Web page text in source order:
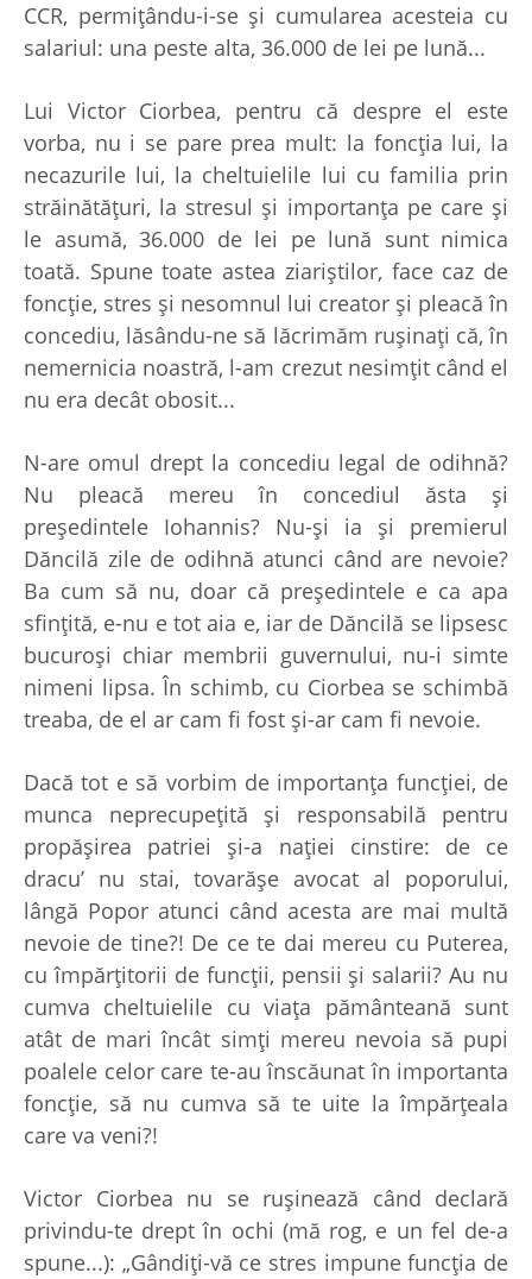
CCR, permiţându-i-se şi cumularea acesteia cu
salariul: una peste alta, 36.000 de lei pe lună...
Lui Victor Ciorbea, pentru că despre el este
vorba, nu i se pare prea mult: la foncţia lui, la
necazurile lui, la cheltuielile lui cu familia prin
străinătăţuri, la stresul şi importanţa pe care şi
le asumă, 36.000 de lei pe lună sunt nimica
toată. Spune toate astea ziariştilor, face caz de
foncţie, stres şi nesomnul lui creator şi pleacă în
concediu, lăsându-ne să lăcrimăm ruşinaţi că, în
nemernicia noastră, l-am crezut nesimţit când el
nu era decât obosit...
N-are omul drept la concediu legal de odihnă?
Nu pleacă mereu în concediul ăsta şi
preşedintele Iohannis? Nu-şi ia şi premierul
Dăncilă zile de odihnă atunci când are nevoie?
Ba cum să nu, doar că preşedintele e ca apa
sfinţită, e-nu e tot aia e, iar de Dăncilă se lipsesc
bucuroşi chiar membrii guvernului, nu-i simte
nimeni lipsa. În schimb, cu Ciorbea se schimbă
treaba, de el ar cam fi fost şi-ar cam fi nevoie.
Dacă tot e să vorbim de importanţa funcţiei, de
munca neprecupeţită şi responsabilă pentru
propăşirea patriei şi-a naţiei cinstire: de ce
dracu’ nu stai, tovarăşe avocat al poporului,
lângă Popor atunci când acesta are mai multă
nevoie de tine?! De ce te dai mereu cu Puterea,
cu împărţitorii de funcţii, pensii şi salarii? Au nu
cumva cheltuielile cu viaţa pământeană sunt
atât de mari încât simţi mereu nevoia să pupi
poalele celor care te-au înscăunat în importanta
foncţie, să nu cumva să te uite la împărţeala
care va veni?!
Victor Ciorbea nu se ruşinează când declară
privindu-te drept în ochi (mă rog, e un fel de-a
spune...): „Gândiţi-vă ce stres impune funcţia de